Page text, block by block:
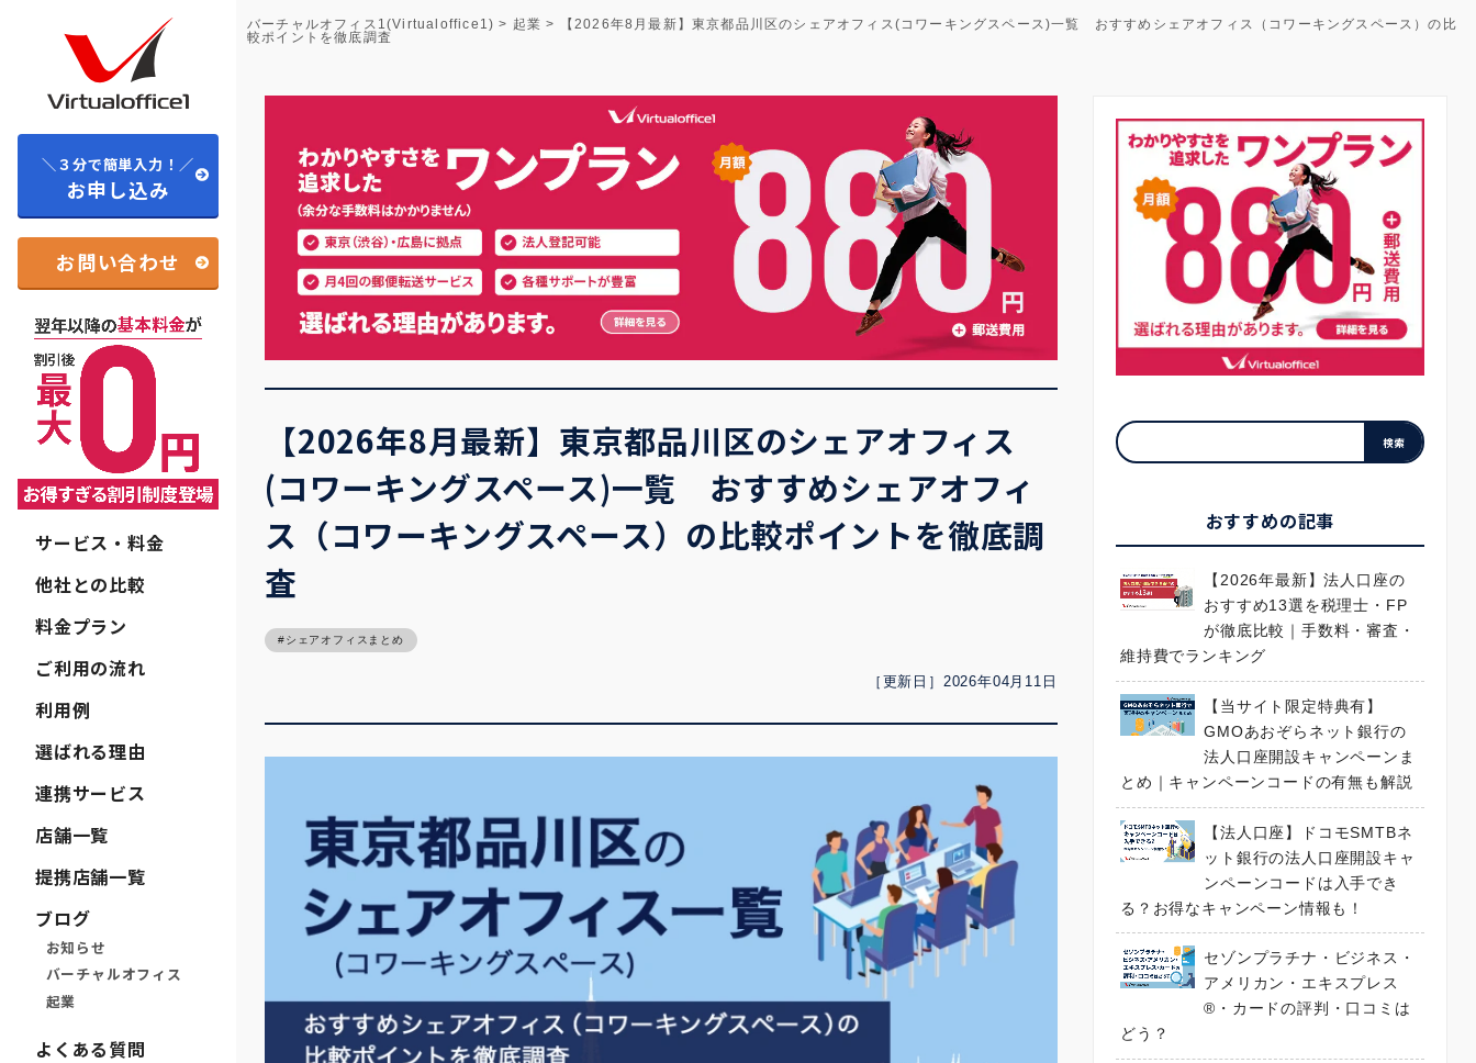
＼３分で簡単入力！／
お申し込み
お問い合わせ
サービス・料金
他社との比較
料金プラン
ご利用の流れ
利用例
選ばれる理由
連携サービス
店舗一覧
提携店舗一覧
ブログ
お知らせ
バーチャルオフィス
起業
よくある質問
バーチャルオフィス1(Virtualoffice1) > 起業 >
【2026年8月最新】東京都品川区のシェアオフィス(コワーキングスペース)一覧 おすすめシェアオフィス（コワーキングスペース）の比
較ポイントを徹底調査
【2026年8月最新】東京都品川区のシェアオフィス
(コワーキングスペース)一覧 おすすめシェアオフィ
ス（コワーキングスペース）の比較ポイントを徹底調
査
シェアオフィスまとめ
［更新日］2026年04月11日
おすすめの記事
【2026年最新】法人口座の
おすすめ13選を税理士・FP
が徹底比較｜手数料・審査・
維持費でランキング
【当サイト限定特典有】
GMOあおぞらネット銀行の
法人口座開設キャンペーンま
とめ｜キャンペーンコードの有無も解説
【法人口座】ドコモSMTBネ
ット銀行の法人口座開設キャ
ンペーンコードは入手でき
る？お得なキャンペーン情報も！
セゾンプラチナ・ビジネス・
アメリカン・エキスプレス
®・カードの評判・口コミは
どう？